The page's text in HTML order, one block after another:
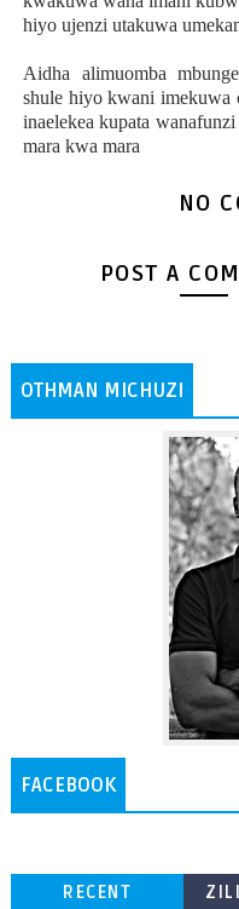
hiyo ujenzi utakuwa
Aidha alimuomba
shule hiyo kwani imekuwa
inaelekea kupata
mara kwa mara
NO
POST A
OTHMAN MICHUZI
FACEBOOK
RECENT